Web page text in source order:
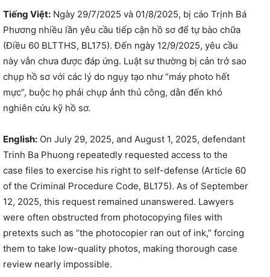
Tiếng Việt: Ngày 29/7/2025 và 01/8/2025, bị cáo Trịnh Bá
Phương nhiều lần yêu cầu tiếp cận hồ sơ để tự bào chữa
(Điều 60 BLTTHS, BL175). Đến ngày 12/9/2025, yêu cầu
này vẫn chưa được đáp ứng. Luật sư thường bị cản trở sao
chụp hồ sơ với các lý do ngụy tạo như “máy photo hết
mực”, buộc họ phải chụp ảnh thủ công, dẫn đến khó
nghiên cứu kỹ hồ sơ.
English: On July 29, 2025, and August 1, 2025, defendant
Trinh Ba Phuong repeatedly requested access to the
case files to exercise his right to self-defense (Article 60
of the Criminal Procedure Code, BL175). As of September
12, 2025, this request remained unanswered. Lawyers
were often obstructed from photocopying files with
pretexts such as “the photocopier ran out of ink,” forcing
them to take low-quality photos, making thorough case
review nearly impossible.